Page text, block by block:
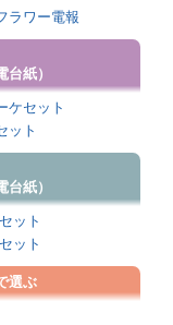
ラワー電報
台紙）
ケセット
ット
台紙）
ット
ット
選ぶ